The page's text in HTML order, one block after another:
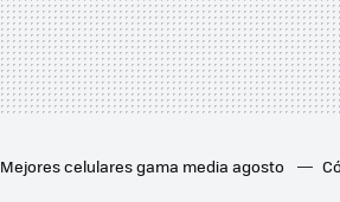
Mejores celulares gama media agosto